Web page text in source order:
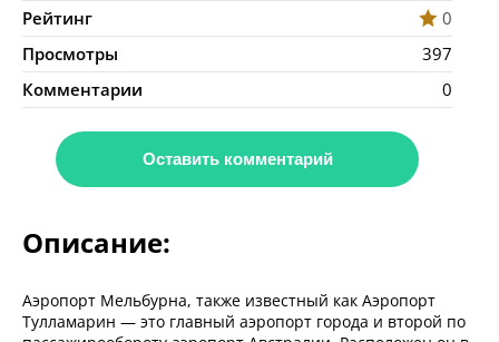
Рейтинг
0
Просмотры
397
Комментарии
0
Оставить комментарий
Описание:
Аэропорт Мельбурна, также известный как Аэропорт
Тулламарин — это главный аэропорт города и второй по